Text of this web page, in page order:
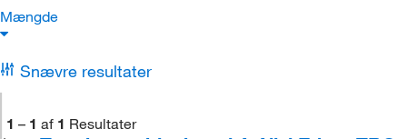
Mængde
Snævre resultater
1 – 1 af 1 Resultater